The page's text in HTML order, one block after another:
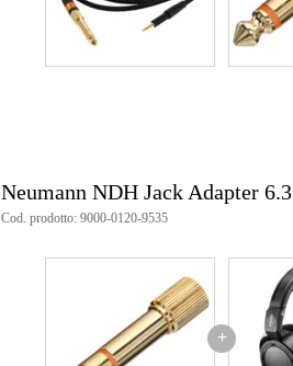
Neumann NDH Jack Adapter
Cod. prodotto: 9000-0120-9535
+